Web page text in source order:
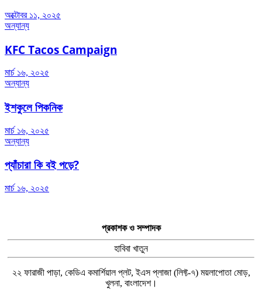
অক্টোবর ১১, ২০২৫
অন্যান্য
KFC Tacos Campaign
মার্চ ১৬, ২০২৫
অন্যান্য
ইশকুলে পিকনিক
মার্চ ১৬, ২০২৫
অন্যান্য
প্যাঁচারা কি বই পড়ে?
মার্চ ১৬, ২০২৫
প্রকাশক ও সম্পাদক
হাবিবা খাতুন
২২ ফারাজী পাড়া, কেডিএ কমার্শিয়াল প্লট, ইএস প্লাজা (লিফ্ট-৭) ময়লাপোতা মোড়,
খুলনা, বাংলাদেশ।